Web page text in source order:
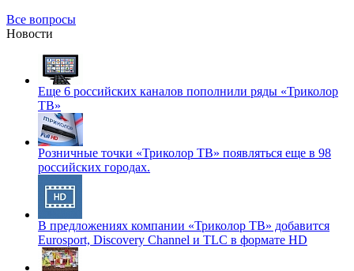
Все вопросы
Новости
Еще 6 российских каналов пополнили ряды «Триколор
ТВ»
Розничные точки «Триколор ТВ» появляться еще в 98
российских городах.
В предложениях компании «Триколор ТВ» добавится
Eurosport, Discovery Channel и TLC в формате HD